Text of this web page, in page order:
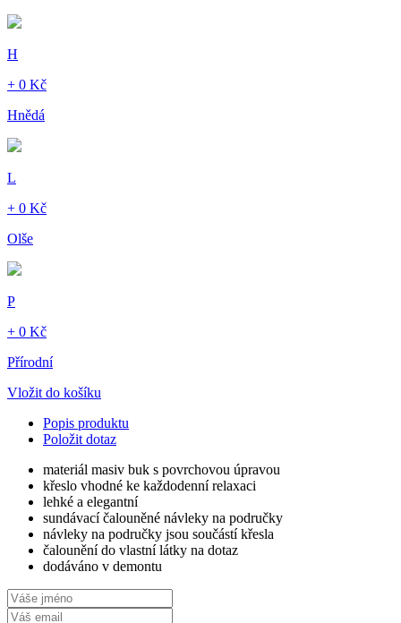
H
+ 0 Kč
Hnědá
L
+ 0 Kč
Olše
P
+ 0 Kč
Přírodní
Vložit do košíku
Popis produktu
Položit dotaz
materiál masiv buk s povrchovou úpravou
křeslo vhodné ke každodenní relaxaci
lehké a elegantní
sundávací čalouněné návleky na područky
návleky na područky jsou součástí křesla
čalounění do vlastní látky na dotaz
dodáváno v demontu